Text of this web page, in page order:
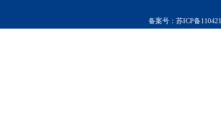
备案号： 苏ICP备